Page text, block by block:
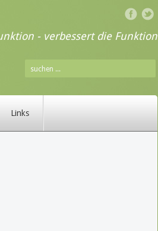
- verbessert die Funktion
Links